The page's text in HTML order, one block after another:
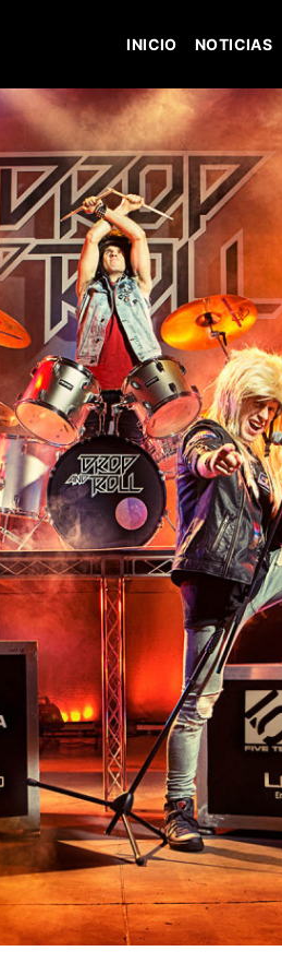
INICIO NOTICIAS